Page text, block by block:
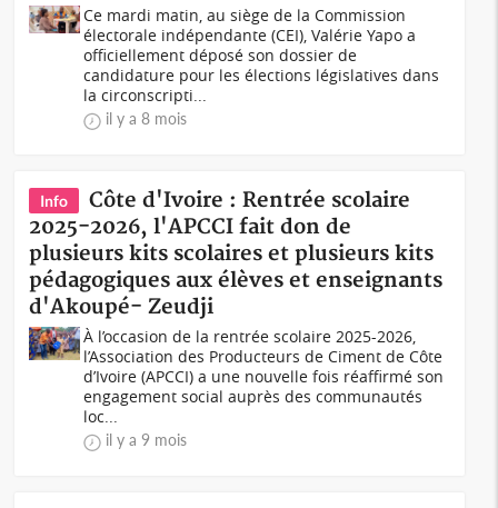
Ce mardi matin, au siège de la Commission
électorale indépendante (CEI), Valérie Yapo a
officiellement déposé son dossier de
candidature pour les élections législatives dans
la circonscripti...
il y a 8 mois
Info
Côte d'Ivoire : Rentrée scolaire
2025-2026, l'APCCI fait don de
plusieurs kits scolaires et plusieurs kits
pédagogiques aux élèves et enseignants
d'Akoupé- Zeudji
À l’occasion de la rentrée scolaire 2025-2026,
l’Association des Producteurs de Ciment de Côte
d’Ivoire (APCCI) a une nouvelle fois réaffirmé son
engagement social auprès des communautés
loc...
il y a 9 mois